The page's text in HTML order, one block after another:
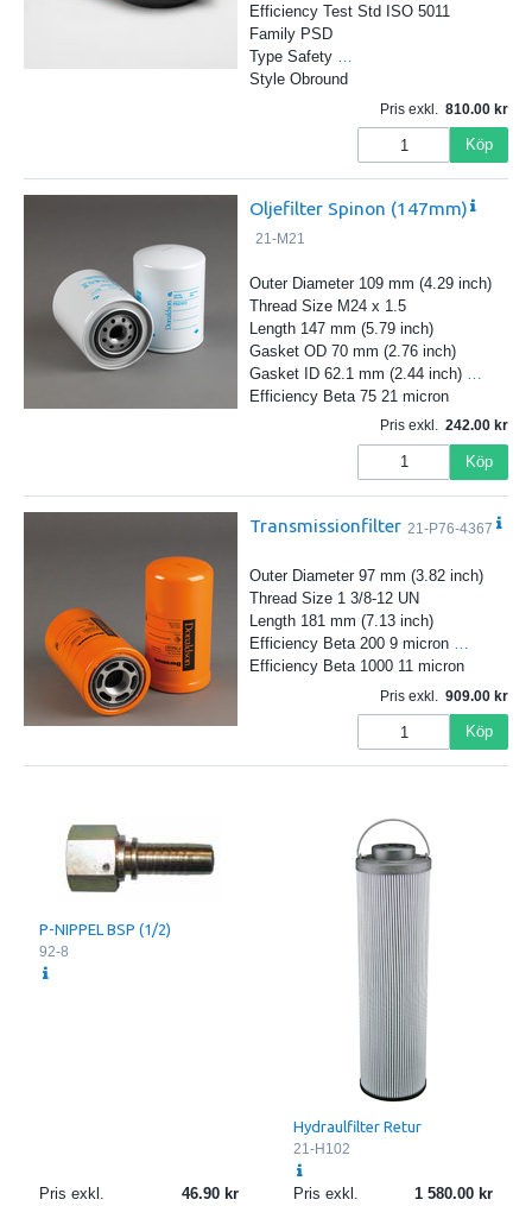
Efficiency Test Std ISO 5011
Family PSD
Type Safety …
Style Obround
Pris exkl. 810.00
Köp
Oljefilter Spinon (147mm)
21-M21
Outer Diameter 109 mm (4.29 inch)
Thread Size M24 x 1.5
Length 147 mm (5.79 inch)
Gasket OD 70 mm (2.76 inch)
Gasket ID 62.1 mm (2.44 inch)
Efficiency Beta 75 21 micron
Pris exkl. 242.00
Köp
Transmissionfilter 21-P76-4367
Outer Diameter 97 mm (3.82 inch)
Thread Size 1 3/8-12 UN
Length 181 mm (7.13 inch)
Efficiency Beta 200 9 micron …
Efficiency Beta 1000 11 micron
Pris exkl. 909.00
Köp
P-NIPPEL BSP (1/2)
92-8
Pris exkl. 46.90
Hydraulfilter Retur
21-H102
Pris exkl. 1 580.00